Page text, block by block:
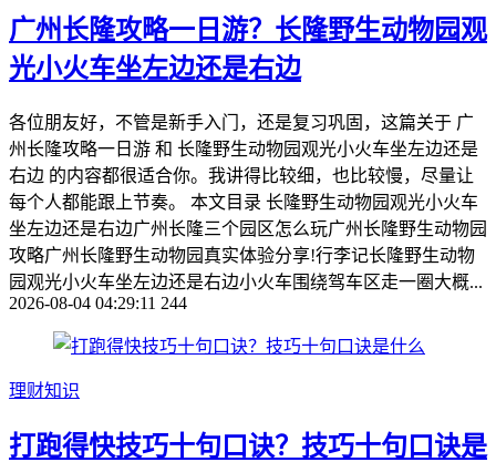
广州长隆攻略一日游？长隆野生动物园观
光小火车坐左边还是右边
各位朋友好，不管是新手入门，还是复习巩固，这篇关于 广
州长隆攻略一日游 和 长隆野生动物园观光小火车坐左边还是
右边 的内容都很适合你。我讲得比较细，也比较慢，尽量让
每个人都能跟上节奏。 本文目录 长隆野生动物园观光小火车
坐左边还是右边广州长隆三个园区怎么玩广州长隆野生动物园
攻略广州长隆野生动物园真实体验分享!行李记长隆野生动物
园观光小火车坐左边还是右边小火车围绕驾车区走一圈大概...
2026-08-04 04:29:11 244
理财知识
打跑得快技巧十句口诀？技巧十句口诀是